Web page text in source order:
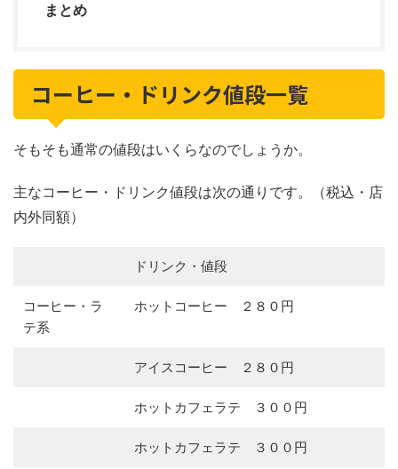
まとめ
コーヒー・ドリンク値段一覧
そもそも通常の値段はいくらなのでしょうか。
主なコーヒー・ドリンク値段は次の通りです。（税込・店
内外同額）
ドリンク・値段
コーヒー・ラ
テ系
ホットコーヒー ２８０円
アイスコーヒー ２８０円
ホットカフェラテ ３００円
ホットカフェラテ ３００円